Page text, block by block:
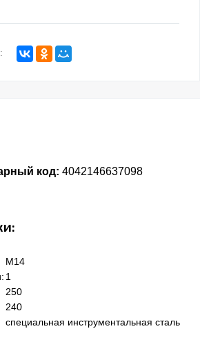
код: 4042146637098
M14
1
250
240
специальная инструментальная сталь